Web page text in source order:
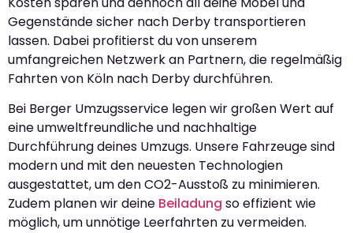
Gegenstände sicher nach Derby transportieren
lassen. Dabei profitierst du von unserem
umfangreichen Netzwerk an Partnern, die regelmäßig
Fahrten von Köln nach Derby durchführen.
Bei Berger Umzugsservice legen wir großen Wert auf
eine umweltfreundliche und nachhaltige
Durchführung deines Umzugs. Unsere Fahrzeuge sind
modern und mit den neuesten Technologien
ausgestattet, um den CO2-Ausstoß zu minimieren.
Zudem planen wir deine Beiladung so effizient wie
möglich, um unnötige Leerfahrten zu vermeiden.